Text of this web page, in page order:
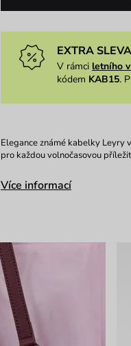
EXTRA
V rámci letního
kódem KAB15.
Elegance známé kabelky Leyry
pro každou volnočasovou
Více informací